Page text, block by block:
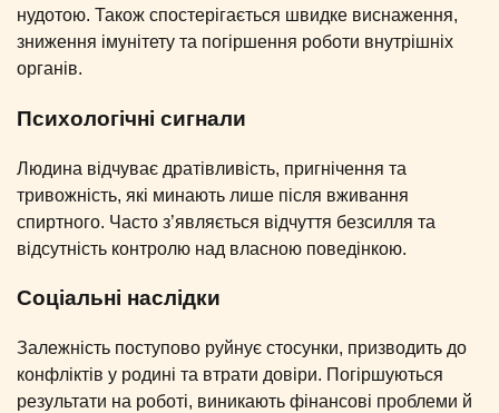
нудотою. Також спостерігається швидке виснаження,
зниження імунітету та погіршення роботи внутрішніх
органів.
Психологічні сигнали
Людина відчуває дратівливість, пригнічення та
тривожність, які минають лише після вживання
спиртного. Часто з’являється відчуття безсилля та
відсутність контролю над власною поведінкою.
Соціальні наслідки
Залежність поступово руйнує стосунки, призводить до
конфліктів у родині та втрати довіри. Погіршуються
результати на роботі, виникають фінансові проблеми й